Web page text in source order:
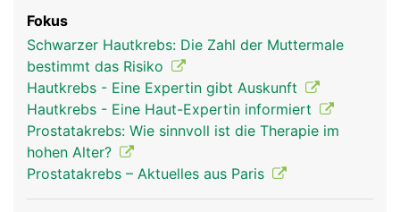
Fokus
Schwarzer Hautkrebs: Die Zahl der Muttermale
bestimmt das Risiko
Hautkrebs - Eine Expertin gibt Auskunft
Hautkrebs - Eine Haut-Expertin informiert
Prostatakrebs: Wie sinnvoll ist die Therapie im
hohen Alter?
Prostatakrebs – Aktuelles aus Paris